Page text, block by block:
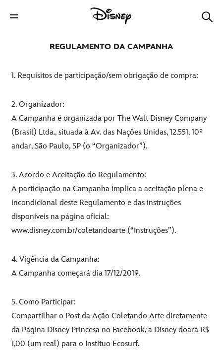
REGULAMENTO DA CAMPANHA
1. Requisitos de participação/sem obrigação de compra:
2. Organizador:
A Campanha é organizada por The Walt Disney Company
(Brasil) Ltda., situada à Av. das Nações Unidas, 12.551, 10º
andar, São Paulo, SP (o “Organizador”).
3. Acordo e Aceitação do Regulamento:
A participação na Campanha implica a aceitação plena e
incondicional deste Regulamento e das instruções
disponíveis na página oficial:
www.disney.com.br/coletandoarte (“Instruções”).
4. Vigência da Campanha:
A Campanha começará dia 17/12/2019.
5. Como Participar:
Compartilhar o Post da Ação Coletando Arte diretamente
da Página Disney Princesa no Facebook, a Disney doará R$
1,00 (um real) para o Instituo Ecosurf.